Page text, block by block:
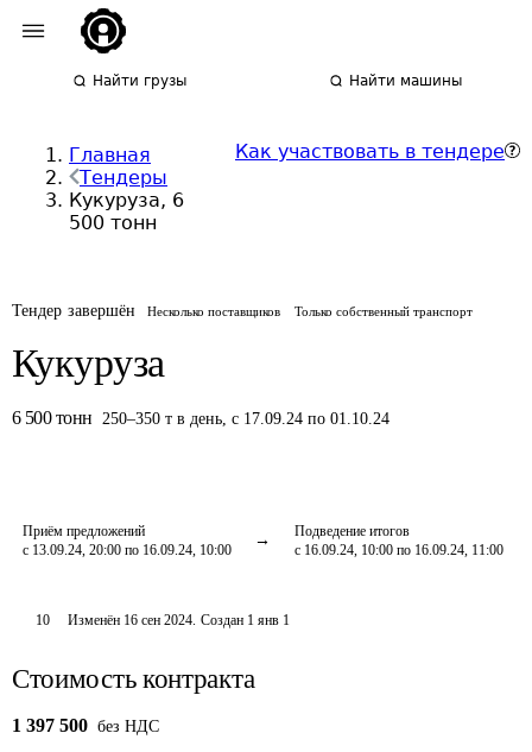
Найти грузы Найти машины
Главная
Тендеры
Кукуруза, 6
500 тонн
Как участвовать в тендере
Тендер завершён Несколько поставщиков Только собственный транспорт
Кукуруза
6 500 тонн 250–350 т в день, с 17.09.24 по 01.10.24
Приём предложений
с 13.09.24, 20:00 по 16.09.24, 10:00
Подведение итогов
с 16.09.24, 10:00 по 16.09.24, 11:00
10 Изменён 16 сен 2024. Создан 1 янв 1
Стоимость контракта
1 397 500 без НДС